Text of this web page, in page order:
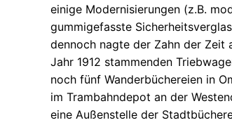
einige Modernisierungen (z.B.
gummigefasste
dennoch nagte der Zahn der Zeit
Jahr 1912 stammenden
noch fünf Wanderbüchereien in
im Trambahndepot an der
eine Außenstelle der